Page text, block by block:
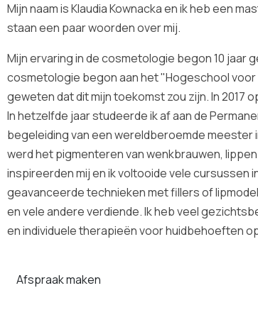
Mijn naam is Klaudia Kownacka en ik heb een
staan een paar woorden over mij.
Mijn ervaring in de cosmetologie begon 10 jaar
cosmetologie begon aan het "Hogeschool voor
geweten dat dit mijn toekomst zou zijn. In 2017
In hetzelfde jaar studeerde ik af aan de
begeleiding van een wereldberoemde meester
werd het pigmenteren van wenkbrauwen,
inspireerden mij en ik voltooide vele
geavanceerde technieken met fillers of
en vele andere verdiende. Ik heb veel
en individuele therapieën voor huidbehoeften
Afspraak maken